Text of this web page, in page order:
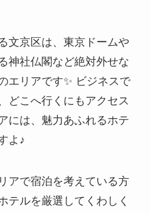
文京区は、東京ドームや
神社仏閣など絶対外せな
エリアです✨ ビジネスで
どこへ行くにもアクセス
には、魅力あふれるホテ
よ♪
アで宿泊を考えている方
テルを厳選してくわしく